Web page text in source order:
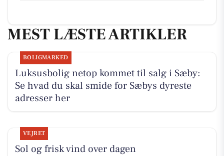
MEST LÆSTE ARTIKLER
BOLIGMARKED
Luksusbolig netop kommet til salg i Sæby:
Se hvad du skal smide for Sæbys dyreste
adresser her
VEJRET
Sol og frisk vind over dagen